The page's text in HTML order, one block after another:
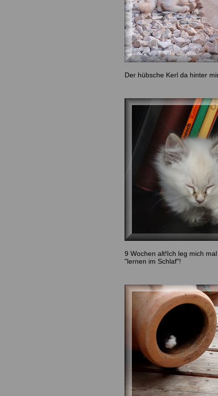
Der hübsche Kerl da hinter
9 Wochen alt!Ich leg mich
"lernen im Schlaf"!